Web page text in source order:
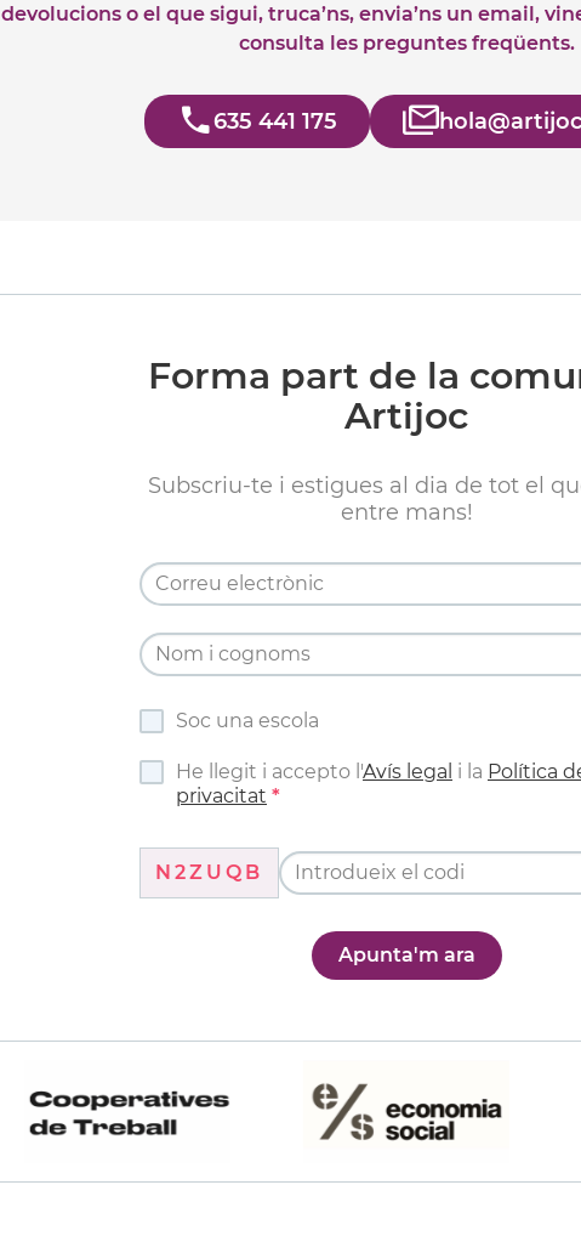
devolucions o el que sigui, truca’ns, envia’ns un email,
consulta les preguntes freqüents.
635 441 175
Forma part de la
Artijoc
Subscriu-te i estigues al dia de tot el
entre mans!
Soc una escola
He llegit i accepto l'Avís legal i la Política
privacitat
N2ZUQB
Apunta'm ara